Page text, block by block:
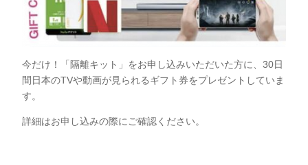
今だけ！「隔離キット」をお申し込みいただいた方に、30日
間日本のTVや動画が見られるギフト券をプレゼントしていま
す。
詳細はお申し込みの際にご確認ください。